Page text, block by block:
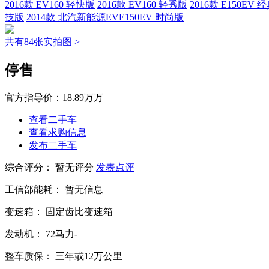
2016款 EV160 轻快版 2016款 EV160 轻秀版 2016款 E150EV 经
技版 2014款 北汽新能源EVE150EV 时尚版
共有84张实拍图 >
停售
官方指导价： 18.89万万
查看二手车
查看求购信息
发布二手车
综合评分： 暂无评分 发表点评
工信部能耗： 暂无信息
变速箱： 固定齿比变速箱
发动机： 72马力-
整车质保： 三年或12万公里